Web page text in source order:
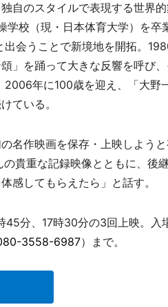
のスタイルで表現する世界的
校（現・日本体育大学）を卒
会うことで新境地を開拓。
」を踊って大きな反響を呼び
年に100歳を迎え、「大野
ている。
名作映画を保存・上映しようと
貴重な記録映像とともに、後
感してもらえたら」と話す。
分、17時30分の3回上映。入
3558-6987）まで。